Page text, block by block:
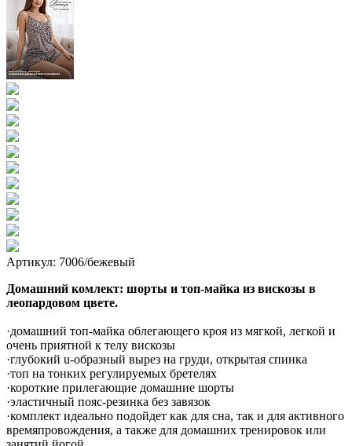
Артикул: 7006/бежевый
Домашний комлект: шорты и топ-майка из вискозы в
леопардовом цвете.
·домашний топ-майка облегающего кроя из мягкой, легкой и
очень приятной к телу вискозы
·глубокий u-образный вырез на груди, открытая спинка
·топ на тонких регулируемых бретелях
·короткие прилегающие домашние шорты
·эластичный пояс-резинка без завязок
·комплект идеально подойдет как для сна, так и для активного
времяпровождения, а также для домашних тренировок или